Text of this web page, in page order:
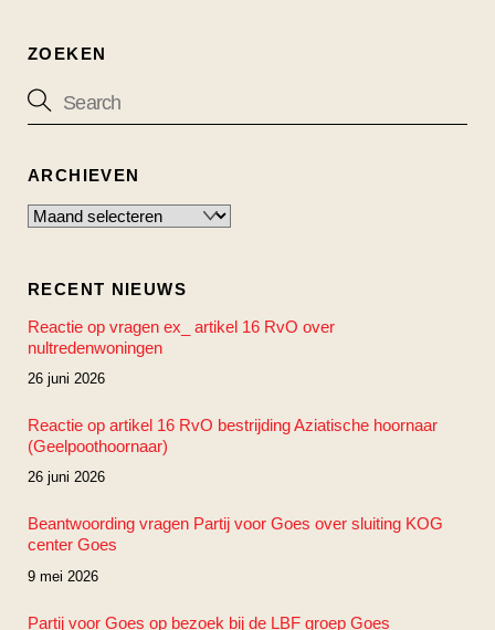
ZOEKEN
ARCHIEVEN
Archieven
RECENT NIEUWS
Reactie op vragen ex_ artikel 16 RvO over
nultredenwoningen
26 juni 2026
Reactie op artikel 16 RvO bestrijding Aziatische hoornaar
(Geelpoothoornaar)
26 juni 2026
Beantwoording vragen Partij voor Goes over sluiting KOG
center Goes
9 mei 2026
Partij voor Goes op bezoek bij de LBF groep Goes